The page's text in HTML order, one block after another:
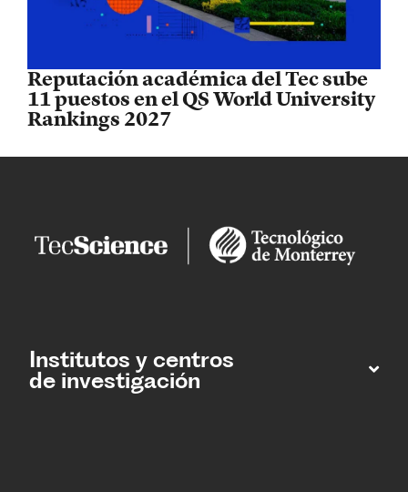
Reputación académica del Tec sube
11 puestos en el QS World University
Rankings 2027
Institutos y centros
de investigación